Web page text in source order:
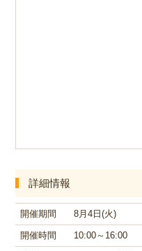
詳細情報
開催期間 8月4日(火)
開催時間 10:00～16:00